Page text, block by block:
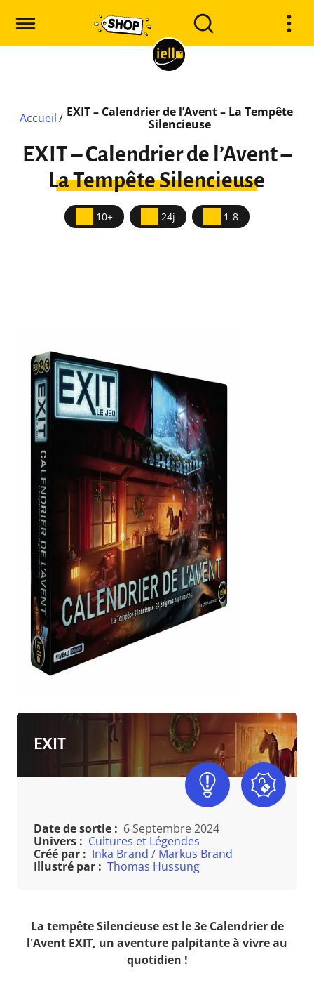
Accueil/ EXIT – Calendrier de l’Avent – La Tempête
Silencieuse
EXIT – Calendrier de l’Avent –
La Tempête Silencieuse
10+ 24j 1-8
EXIT
Date de sortie : 6 Septembre 2024
Univers : Cultures et Légendes
Créé par : Inka Brand / Markus Brand
Illustré par : Thomas Hussung
La tempête Silencieuse est le 3e Calendrier de
l'Avent EXIT, un aventure palpitante à vivre au
quotidien !